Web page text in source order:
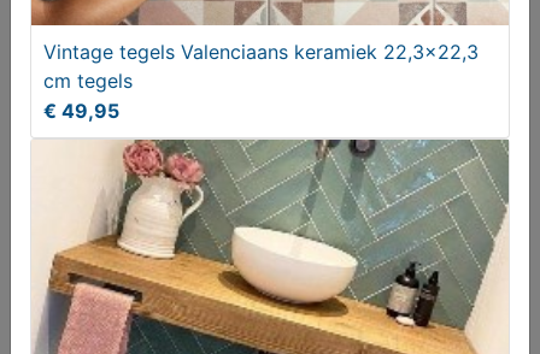
Zwenkwielen
€ 70,00
Vintage tegels Valenciaans keramiek 22,3x22,3
cm tegels
€ 49,95